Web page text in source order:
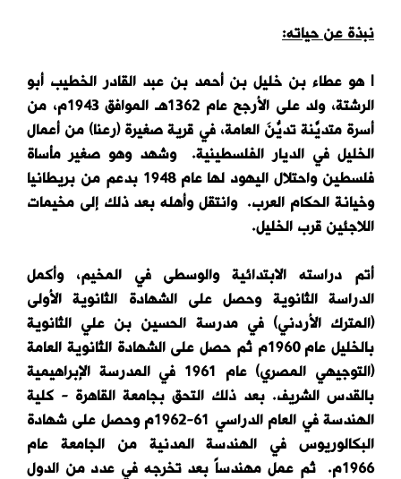
نبذة عن حياته:
l هو عطاء بن خليل بن أحمد بن عبد القادر الخطيب أبو
الرشتة، ولد على الأرجح عام 1362هـ الموافق 1943م، من
أسرة متديَّنة تديُّنَ العامة، في قرية صغيرة (رعنا) من أعمال
الخليل في الديار الفلسطينية. وشهد وهو صغير مأساة
فلسطين واحتلال اليهود لها عام 1948 بدعم من بريطانيا
وخيانة الحكام العرب. وانتقل وأهله بعد ذلك إلى مخيمات
اللاجئين قرب الخليل.
أتم دراسته الابتدائية والوسطى في المخيم، وأكمل
الدراسة الثانوية وحصل على الشهادة الثانوية الأولى
(المترك الأردني) في مدرسة الحسين بن علي الثانوية
بالخليل عام 1960م ثم حصل على الشهادة الثانوية العامة
(التوجيهي المصري) عام 1961 في المدرسة الإبراهيمية
بالقدس الشريف. بعد ذلك التحق بجامعة القاهرة - كلية
الهندسة في العام الدراسي 61-1962م وحصل على شهادة
البكالوريوس في الهندسة المدنية من الجامعة عام
1966م. ثم عمل مهندساً بعد تخرجه في عدد من الدول